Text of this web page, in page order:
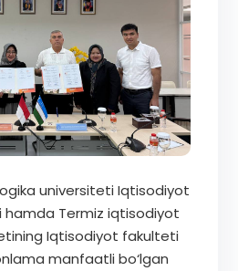
universiteti Iqtisodiyot
Termiz iqtisodiyot
Iqtisodiyot fakulteti
manfaatli bo‘lgan